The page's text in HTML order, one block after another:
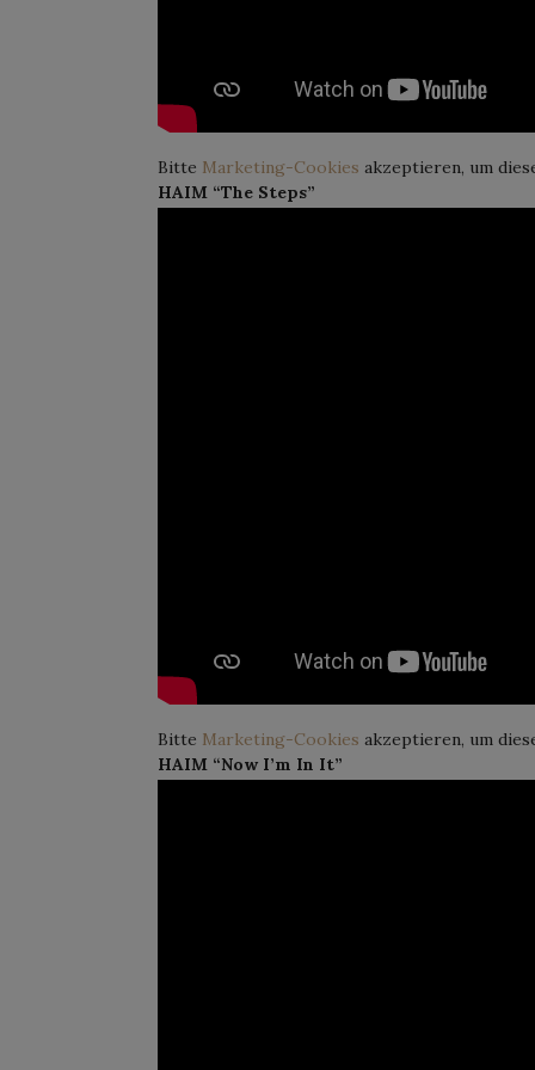
Bitte Marketing-Cookies akzeptieren, um
HAIM “The Steps”
Bitte Marketing-Cookies akzeptieren, um
HAIM “Now I’m In It”